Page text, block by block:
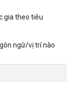
gia theo tiêu
ngữ/vị trí nào